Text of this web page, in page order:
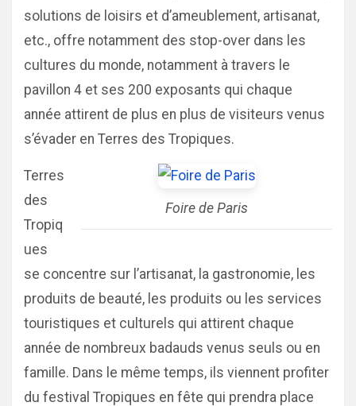
solutions de loisirs et d’ameublement, artisanat,
etc., offre notamment des stop-over dans les
cultures du monde, notamment à travers le
pavillon 4 et ses 200 exposants qui chaque
année attirent de plus en plus de visiteurs venus
s’évader en Terres des Tropiques.
Foire de Paris
Terres
des
Tropiq
ues
se concentre sur l’artisanat, la gastronomie, les
produits de beauté, les produits ou les services
touristiques et culturels qui attirent chaque
année de nombreux badauds venus seuls ou en
famille. Dans le même temps, ils viennent profiter
du festival Tropiques en fête qui prendra place